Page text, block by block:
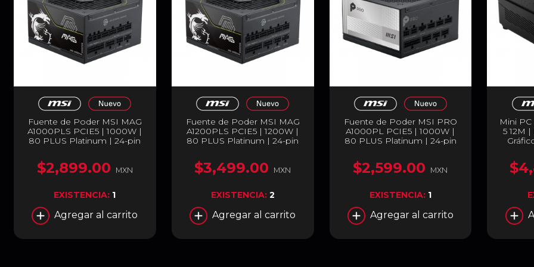
Fuente de Poder MSI MAG
A1000PLS PCIE5 | 1000W |
80 PLUS Platinum | 24-pin
Compatible con ATX 3.1 |
Negro | MAG A1000PLS
$2,899.00 MXN
EXISTENCIA: 1
Agregar al carrito
Fuente de Poder MSI MAG
A1200PLS PCIE5 | 1200W |
80 PLUS Platinum | 24-pin
Compatible con ATX 3.1 |
Negro | MAG A1200PLS
$3,499.00 MXN
EXISTENCIA: 2
Agregar al carrito
Fuente de Poder MSI PRO
A1000PL PCIE5 | 1000W |
80 PLUS Platinum | 24-pin
Compatible con ATX 3.1 |
Negro | PRO A1000PL
$2,599.00 MXN
EXISTENCIA: 1
Agregar al carrito
Mini
5 12M |
64GB) |
/ SSD
|